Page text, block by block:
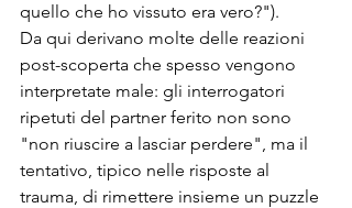
quello che ho vissuto era vero?").
Da qui derivano molte delle reazioni
post-scoperta che spesso vengono
interpretate male: gli interrogatori
ripetuti del partner ferito non sono
"non riuscire a lasciar perdere", ma il
tentativo, tipico nelle risposte al
trauma, di rimettere insieme un puzzle